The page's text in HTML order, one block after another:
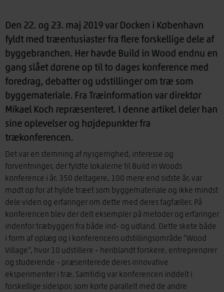
Den 22. og 23. maj 2019 var Docken i København
fyldt med træentusiaster fra flere forskellige dele af
byggebranchen. Her havde Build in Wood endnu en
gang slået dørene op til to dages konference med
foredrag, debatter og udstillinger om træ som
byggemateriale. Fra Træinformation var direktør
Mikael Koch repræsenteret. I denne artikel deler han
sine oplevelser og højdepunkter fra
trækonferencen.
Det var en stemning af nysgerrighed, interesse og
forventninger, der fyldte lokalerne til Build in Woods
konference i år. 350 deltagere, 100 mere end sidste år, var
mødt op for at hylde træet som byggemateriale og ikke mindst
dele viden og erfaringer om dette med deres fagfæller. På
konferencen blev der delt eksempler på metoder og erfaringer
indenfor træbyggeri fra både ind- og udland. Dette skete både
i form af oplæg og i konferencens udstillingsområde ”Wood
Village”, hvor 10 udstillere – heriblandt forskere, entreprenører
og studerende – præsenterede deres innovative
eksperimenter i træ. Samtidig var konferencen inddelt i
forskellige sidespor, som kørte parallelt med de andre